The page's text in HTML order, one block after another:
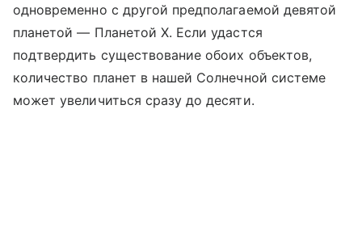
одновременно с другой предполагаемой девятой
планетой — Планетой X. Если удастся
подтвердить существование обоих объектов,
количество планет в нашей Солнечной системе
может увеличиться сразу до десяти.